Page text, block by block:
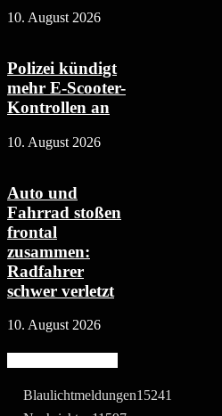
10. August 2026
Polizei kündigt
mehr E-Scooter-
Kontrollen an
10. August 2026
Auto und
Fahrrad stoßen
frontal
zusammen:
Radfahrer
schwer verletzt
10. August 2026
Blaulichtmeldungen15241